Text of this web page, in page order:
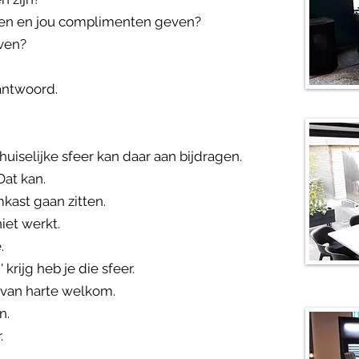
en jou complimenten geven?
sfeer kan daar aan bijdragen.
kan.
gaan zitten.
werkt.
krijg heb je die sfeer.
harte welkom.